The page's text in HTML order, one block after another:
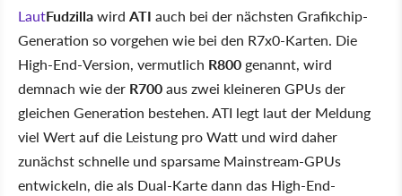
LautFudzillawird ATI auch bei der nächsten Grafikchip-
Generation so vorgehen wie bei den R7x0-Karten. Die
High-End-Version, vermutlich R800 genannt, wird
demnach wie der R700aus zwei kleineren GPUs der
gleichen Generation bestehen. ATI legt laut der Meldung
viel Wert auf die Leistung pro Watt und wird daher
zunächst schnelle und sparsame Mainstream-GPUs
entwickeln, die als Dual-Karte dann das High-End-